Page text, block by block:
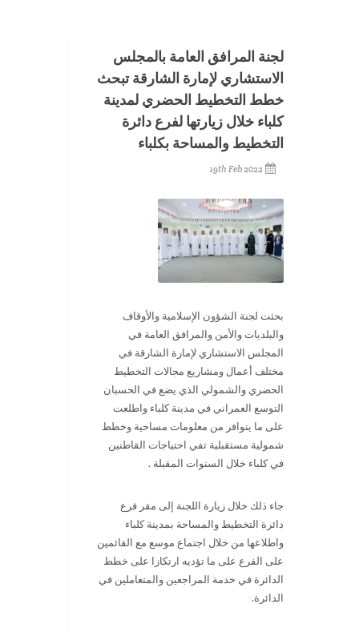
لجنة المرافق العامة بالمجلس
الاستشاري لإمارة الشارقة تبحث
خطط التخطيط الحضري لمدينة
كلباء خلال زيارتها لفرع دائرة
التخطيط والمساحة بكلباء
19th Feb 2022
بحثت لجنة الشؤون الإسلامية والأوقاف
والبلديات والأمن والمرافق العامة في
المجلس الاستشاري لإمارة الشارقة في
مختلف أعمال ومشاريع مجالات التخطيط
الحضري والشمولي الذي يضع في الحسبان
التوسع العمراني في مدينة كلباء واطلعت
على ما يتوافر من معلومات مساحية وخطط
شمولية مستقبلية تفي احتياجات القاطنين
في كلباء خلال السنوات المقبلة .
جاء ذلك خلال زيارة اللجنة إلى مقر فرع
دائرة التخطيط والمساحة بمدينة كلباء
واطلاعها من خلال اجتماع موسع مع القائمين
على الفرع على ما تؤديه ارتكازا على خطط
الدائرة في خدمة المراجعين والمتعاملين في
الدائرة.